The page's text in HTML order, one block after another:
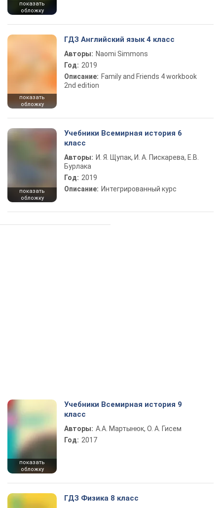
показать
обложку
показать
обложку
ГДЗ Английский язык 4 класс
Авторы: Naomi Simmons
Год: 2019
Описание: Family and Friends 4 workbook
2nd edition
показать
обложку
Учебники Всемирная история 6
класс
Авторы: И. Я. Щупак, И. А. Пискарева, Е.В.
Бурлака
Год: 2019
Описание: Интегрированный курс
показать
обложку
Учебники Всемирная история 9
класс
Авторы: А.А. Мартынюк, О. А. Гисем
Год: 2017
ГДЗ Физика 8 класс